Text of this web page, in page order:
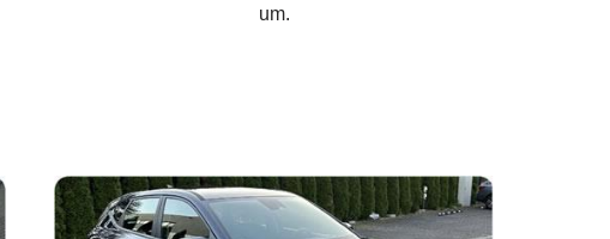
um.